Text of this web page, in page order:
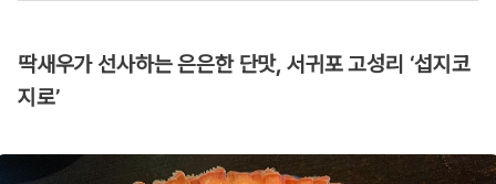
딱새우가 선사하는 은은한 단맛, 서귀포 고성리 ‘섭지코
지로’